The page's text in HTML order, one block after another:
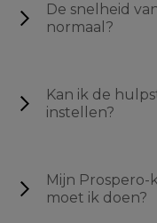
De snelheid
normaal?
Kan ik de
instellen?
Mijn
moet ik doen?